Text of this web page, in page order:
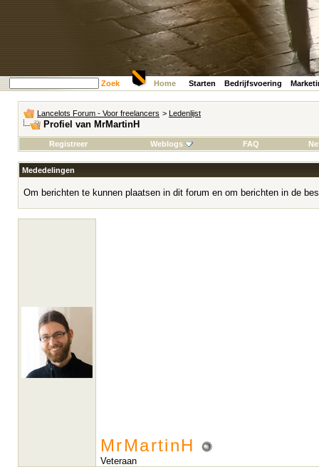
Zoek Home Starten Bedrijfsvoering
Lancelots Forum - Voor freelancers > Ledenlijst
Profiel van MrMartinH
Registreer Weblogs FAQ
Mededelingen
Om berichten te kunnen plaatsen in dit forum en om berichten in de
MrMartinH
Veteraan